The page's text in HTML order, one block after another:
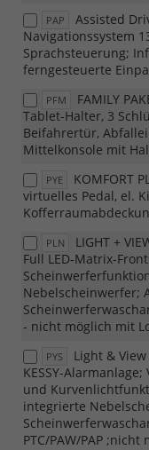
PAP
Assisted
Navigationssystem
Sprachsteuerung;
ferngesteuerte
PFM
FAMILY
Tablet-Halter, 3
Beifahrertür,
Mittelkonsole mit
PYE
KOMFORT
virtuelles Pedal, el.
PLN
LIGHT +
Full LED-Matrix-
Nebelscheinwerfer;
- nicht möglich mit
PYS
Light &
KESSY-
und
integrierte
PTC/PAW/PAP